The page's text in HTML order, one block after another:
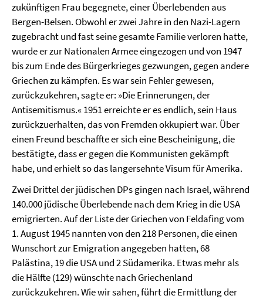
zukünftigen Frau begegnete, einer Überlebenden aus
Bergen-Belsen. Obwohl er zwei Jahre in den Nazi-Lagern
zugebracht und fast seine gesamte Familie verloren hatte,
wurde er zur Nationalen Armee eingezogen und von 1947
bis zum Ende des Bürgerkrieges gezwungen, gegen andere
Griechen zu kämpfen. Es war sein Fehler gewesen,
zurückzukehren, sagte er: »Die Erinnerungen, der
Antisemitismus.« 1951 erreichte er es endlich, sein Haus
zurückzuerhalten, das von Fremden okkupiert war. Über
einen Freund beschaffte er sich eine Bescheinigung, die
bestätigte, dass er gegen die Kommunisten gekämpft
habe, und erhielt so das langersehnte Visum für Amerika.
Zwei Drittel der jüdischen DPs gingen nach Israel, während
140.000 jüdische Überlebende nach dem Krieg in die USA
emigrierten. Auf der Liste der Griechen von Feldafing vom
1. August 1945 nannten von den 218 Personen, die einen
Wunschort zur Emigration angegeben hatten, 68
Palästina, 19 die USA und 2 Südamerika. Etwas mehr als
die Hälfte (129) wünschte nach Griechenland
zurückzukehren. Wie wir sahen, führt die Ermittlung der